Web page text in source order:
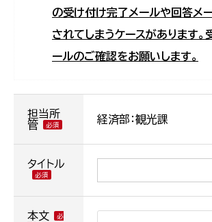
の受け付け完了メールや回答メ
されてしまうケースがあります。
ールのご確認をお願いします。
担当所
管
経済部：観光課
タイトル
本文